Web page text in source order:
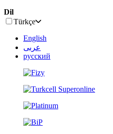
Dil
Türkçe
English
عربى
русский